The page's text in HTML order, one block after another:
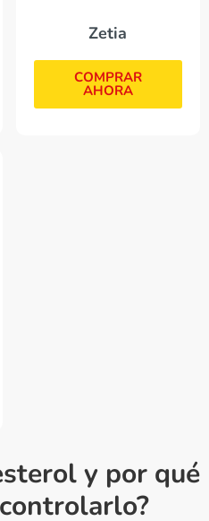
Zetia
COMPRAR
AHORA
y por qué